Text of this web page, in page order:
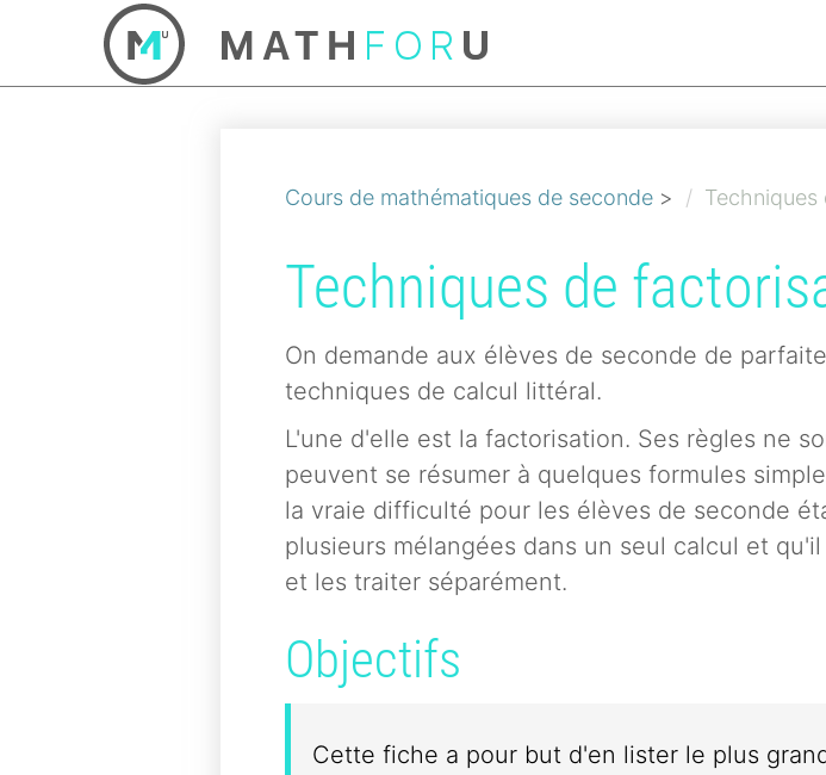
Cours de mathématiques de seconde>
Techniques de
On demande aux élèves de seconde de
techniques de calcul littéral.
L'une d'elle est la factorisation. Ses règles ne
peuvent se résumer à quelques formules
la vraie difficulté pour les élèves de seconde
plusieurs mélangées dans un seul calcul et
et les traiter séparément.
Objectifs
Cette fiche a pour but d'en lister le plus